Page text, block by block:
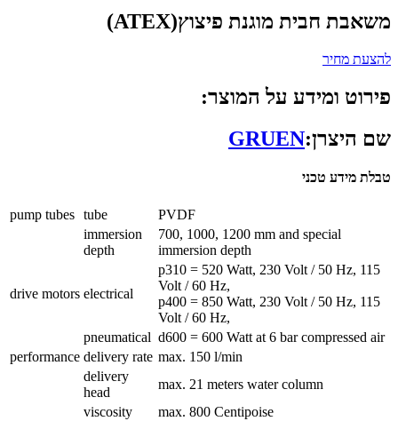
משאבת חבית מוגנת פיצוץ(ATEX)
להצעת מחיר
פירוט ומידע על המוצר:
שם היצרן:GRUEN
טבלת מידע טכני
pump tubes tube
PVDF
immersion
depth
700, 1000, 1200 mm and special
immersion depth
drive motors electrical
p310 = 520 Watt, 230 Volt / 50 Hz, 115
Volt / 60 Hz,
p400 = 850 Watt, 230 Volt / 50 Hz, 115
Volt / 60 Hz,
pneumatical d600 = 600 Watt at 6 bar compressed air
performance delivery rate max. 150 l/min
delivery
head
max. 21 meters water column
viscosity
max. 800 Centipoise